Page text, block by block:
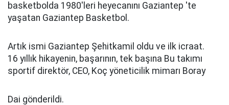
basketbolda 1980'leri heyecanını Gaziantep 'te
yaşatan Gaziantep Basketbol.
Artık ismi Gaziantep Şehitkamil oldu ve ilk icraat.
16 yıllık hikayenin, başarının, tek başına Bu takımı
sportif direktör, CEO, Koç yöneticilik mimarı Boray
Dai gönderildi.